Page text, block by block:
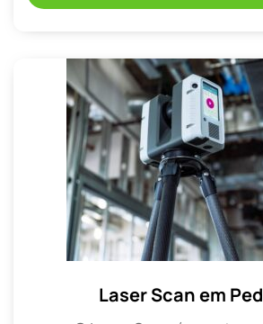
Laser Scan em